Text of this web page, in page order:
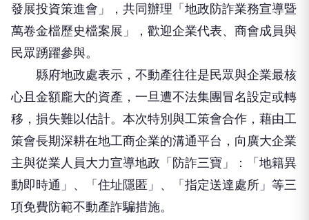
發展投資策進會」，共同辦理「地政防詐業務宣導暨
萬卷金檔歷史檔案展」，歡迎企業代表、商會成員與
民眾踴躍參與。
縣府地政處表示，不動產往往是民眾與企業最核
心且金額龐大的資產，一旦遭不法集團冒名設定或轉
移，損失難以估計。本次特別與工策會合作，藉由工
策會長期深耕在地工商企業的溝通平台，向廣大企業
主與從業人員大力宣導地政「防詐三寶」：「地籍異
動即時通」、「住址隱匿」、「指定送達處所」等三
項免費防範不動產詐騙措施。